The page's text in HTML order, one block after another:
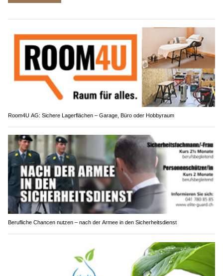
Room4U AG: Sichere Lagerflächen – Garage, Büro oder Hobbyraum
Berufliche Chancen nutzen – nach der Armee in den Sicherheitsdienst